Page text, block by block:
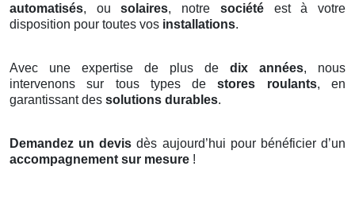
automatisés, ousolaires, notre sociétéest à votre
disposition pour toutes vos installations.
Avec une expertise de plus de dix années, nous
intervenons sur tous types destores roulants, en
garantissant des solutions durables.
Demandez un devis dès aujourd’hui pour bénéficier d’un
accompagnement sur mesure !